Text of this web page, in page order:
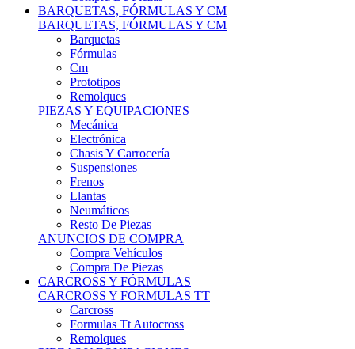
BARQUETAS, FÓRMULAS Y CM
BARQUETAS, FÓRMULAS Y CM
Barquetas
Fórmulas
Cm
Prototipos
Remolques
PIEZAS Y EQUIPACIONES
Mecánica
Electrónica
Chasis Y Carrocería
Suspensiones
Frenos
Llantas
Neumáticos
Resto De Piezas
ANUNCIOS DE COMPRA
Compra Vehículos
Compra De Piezas
CARCROSS Y FÓRMULAS
CARCROSS Y FORMULAS TT
Carcross
Formulas Tt Autocross
Remolques